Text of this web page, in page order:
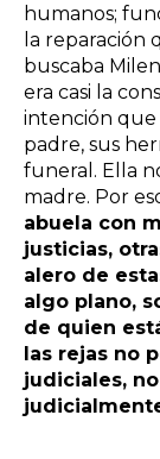
humanos;
la reparación
buscaba
era casi la
intención que
padre, sus
funeral. Ella
madre. Por
abuela con
justicias,
alero de
algo plano,
de quien
las rejas no
judiciales,